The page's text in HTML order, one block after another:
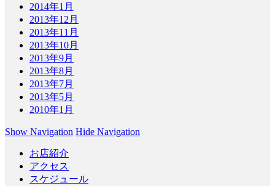
2014年1月
2013年12月
2013年11月
2013年10月
2013年9月
2013年8月
2013年7月
2013年5月
2010年1月
Show Navigation Hide Navigation
お店紹介
アクセス
スケジュール